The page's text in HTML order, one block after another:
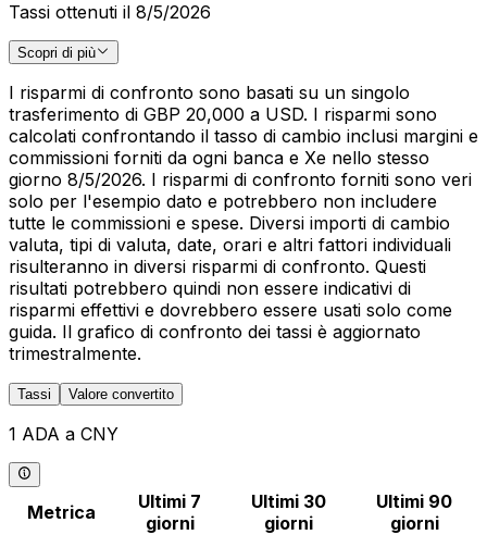
Tassi ottenuti il 8/5/2026
Scopri di più
I risparmi di confronto sono basati su un singolo
trasferimento di GBP 20,000 a USD. I risparmi sono
calcolati confrontando il tasso di cambio inclusi margini e
commissioni forniti da ogni banca e Xe nello stesso
giorno 8/5/2026. I risparmi di confronto forniti sono veri
solo per l'esempio dato e potrebbero non includere
tutte le commissioni e spese. Diversi importi di cambio
valuta, tipi di valuta, date, orari e altri fattori individuali
risulteranno in diversi risparmi di confronto. Questi
risultati potrebbero quindi non essere indicativi di
risparmi effettivi e dovrebbero essere usati solo come
guida. Il grafico di confronto dei tassi è aggiornato
trimestralmente.
Tassi Valore convertito
1 ADA a CNY
Metrica
Ultimi 7
giorni
Ultimi 30
giorni
Ultimi 90
giorni